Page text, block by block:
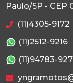
Paulo/SP - CEP
(11)4305-9172
(11)2512-9216
(11)94783-